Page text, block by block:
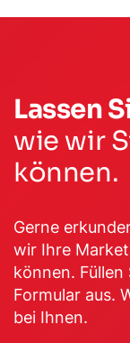
Lassen
wie wir
können.
Gerne
wir Ihre
können.
Formular aus.
bei Ihnen.